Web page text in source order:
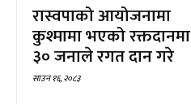
रास्वपाको आयोजनामा
कुश्मामा भएको रक्तदानमा
३० जनाले रगत दान गरे
साउन १६, २०८३